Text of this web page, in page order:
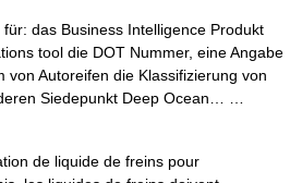
das Business Intelligence Produkt
tool die DOT Nummer, eine Angabe
von Autoreifen die Klassifizierung von
Siedepunkt Deep Ocean… …
de liquide de freins pour